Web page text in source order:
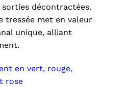
sorties décontractées.
tressée met en valeur
unique, alliant
en vert, rouge,
rose